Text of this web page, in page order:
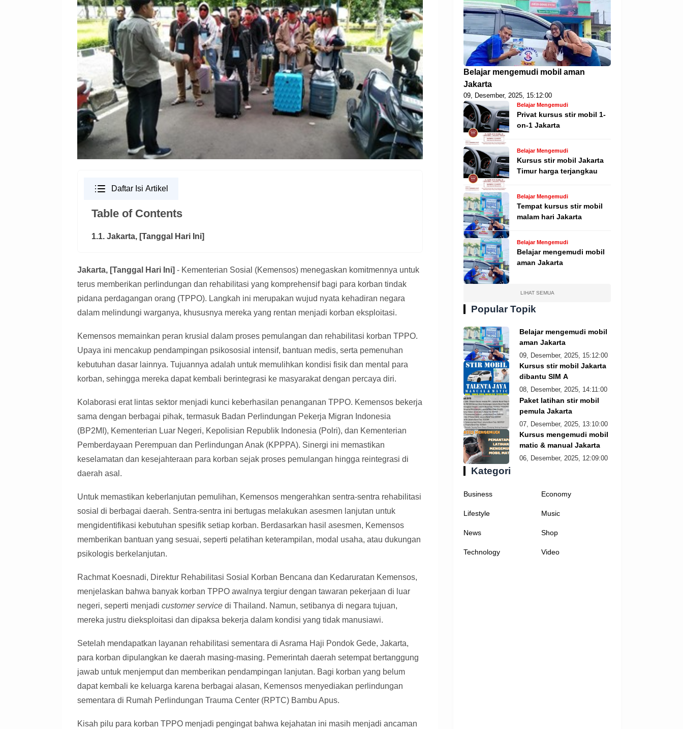
Daftar Isi Artikel
Table of Contents
1.1. Jakarta, [Tanggal Hari Ini]
Jakarta, [Tanggal Hari Ini] - Kementerian Sosial (Kemensos) menegaskan komitmennya untuk
terus memberikan perlindungan dan rehabilitasi yang komprehensif bagi para korban tindak
pidana perdagangan orang (TPPO). Langkah ini merupakan wujud nyata kehadiran negara
dalam melindungi warganya, khususnya mereka yang rentan menjadi korban eksploitasi.
Kemensos memainkan peran krusial dalam proses pemulangan dan rehabilitasi korban TPPO.
Upaya ini mencakup pendampingan psikososial intensif, bantuan medis, serta pemenuhan
kebutuhan dasar lainnya. Tujuannya adalah untuk memulihkan kondisi fisik dan mental para
korban, sehingga mereka dapat kembali berintegrasi ke masyarakat dengan percaya diri.
Kolaborasi erat lintas sektor menjadi kunci keberhasilan penanganan TPPO. Kemensos bekerja
sama dengan berbagai pihak, termasuk Badan Perlindungan Pekerja Migran Indonesia
(BP2MI), Kementerian Luar Negeri, Kepolisian Republik Indonesia (Polri), dan Kementerian
Pemberdayaan Perempuan dan Perlindungan Anak (KPPPA). Sinergi ini memastikan
keselamatan dan kesejahteraan para korban sejak proses pemulangan hingga reintegrasi di
daerah asal.
Untuk memastikan keberlanjutan pemulihan, Kemensos mengerahkan sentra-sentra rehabilitasi
sosial di berbagai daerah. Sentra-sentra ini bertugas melakukan asesmen lanjutan untuk
mengidentifikasi kebutuhan spesifik setiap korban. Berdasarkan hasil asesmen, Kemensos
memberikan bantuan yang sesuai, seperti pelatihan keterampilan, modal usaha, atau dukungan
psikologis berkelanjutan.
Rachmat Koesnadi, Direktur Rehabilitasi Sosial Korban Bencana dan Kedaruratan Kemensos,
menjelaskan bahwa banyak korban TPPO awalnya tergiur dengan tawaran pekerjaan di luar
negeri, seperti menjadi customer service di Thailand. Namun, setibanya di negara tujuan,
mereka justru dieksploitasi dan dipaksa bekerja dalam kondisi yang tidak manusiawi.
Setelah mendapatkan layanan rehabilitasi sementara di Asrama Haji Pondok Gede, Jakarta,
para korban dipulangkan ke daerah masing-masing. Pemerintah daerah setempat bertanggung
jawab untuk menjemput dan memberikan pendampingan lanjutan. Bagi korban yang belum
dapat kembali ke keluarga karena berbagai alasan, Kemensos menyediakan perlindungan
sementara di Rumah Perlindungan Trauma Center (RPTC) Bambu Apus.
Kisah pilu para korban TPPO menjadi pengingat bahwa kejahatan ini masih menjadi ancaman
Belajar mengemudi mobil aman
Jakarta
09, Desember, 2025, 15:12:00
Belajar Mengemudi
Privat kursus stir mobil 1-
on-1 Jakarta
Belajar Mengemudi
Kursus stir mobil Jakarta
Timur harga terjangkau
Belajar Mengemudi
Tempat kursus stir mobil
malam hari Jakarta
Belajar Mengemudi
Belajar mengemudi mobil
aman Jakarta
LIHAT SEMUA
Popular Topik
Belajar mengemudi mobil
aman Jakarta
09, Desember, 2025, 15:12:00
Kursus stir mobil Jakarta
dibantu SIM A
08, Desember, 2025, 14:11:00
Paket latihan stir mobil
pemula Jakarta
07, Desember, 2025, 13:10:00
Kursus mengemudi mobil
matic & manual Jakarta
06, Desember, 2025, 12:09:00
Kategori
Business Economy
Lifestyle Music
News Shop
Technology Video